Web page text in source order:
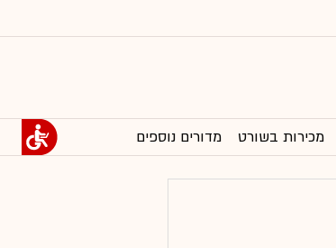
מכירות בשורט מדורים נוספים